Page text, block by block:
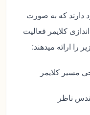
دارند که به صورت
کلایمر فعالیت
را ارائه میدهند:
مسیر کلایمر
ناظر